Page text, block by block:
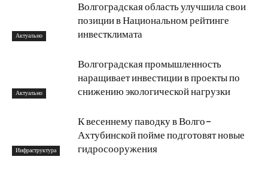
Актуально
Волгоградская область улучшила свои
позиции в Национальном рейтинге
инвестклимата
Актуально
Волгоградская промышленность
наращивает инвестиции в проекты по
снижению экологической нагрузки
Инфраструктура
К весеннему паводку в Волго-
Ахтубинской пойме подготовят новые
гидросооружения